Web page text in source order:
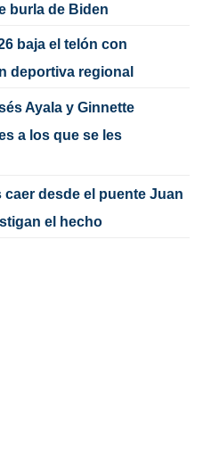
burla de Biden
baja el telón con
deportiva regional
Ayala y Ginnette
a los que se les
caer desde el puente Juan
el hecho